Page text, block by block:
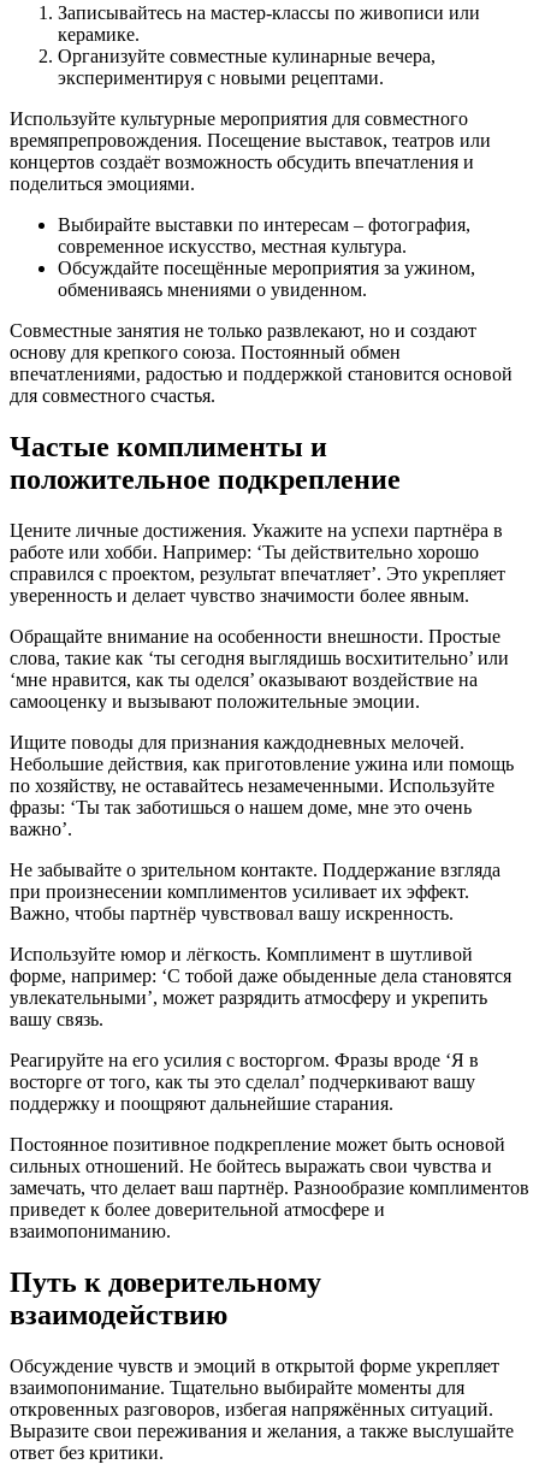
Записывайтесь на мастер-классы по живописи или
керамике.
Организуйте совместные кулинарные вечера,
экспериментируя с новыми рецептами.
Используйте культурные мероприятия для совместного
времяпрепровождения. Посещение выставок, театров или
концертов создаёт возможность обсудить впечатления и
поделиться эмоциями.
Выбирайте выставки по интересам – фотография,
современное искусство, местная культура.
Обсуждайте посещённые мероприятия за ужином,
обмениваясь мнениями о увиденном.
Совместные занятия не только развлекают, но и создают
основу для крепкого союза. Постоянный обмен
впечатлениями, радостью и поддержкой становится основой
для совместного счастья.
Частые комплименты и
положительное подкрепление
Цените личные достижения. Укажите на успехи партнёра в
работе или хобби. Например: ‘Ты действительно хорошо
справился с проектом, результат впечатляет’. Это укрепляет
уверенность и делает чувство значимости более явным.
Обращайте внимание на особенности внешности. Простые
слова, такие как ‘ты сегодня выглядишь восхитительно’ или
‘мне нравится, как ты оделся’ оказывают воздействие на
самооценку и вызывают положительные эмоции.
Ищите поводы для признания каждодневных мелочей.
Небольшие действия, как приготовление ужина или помощь
по хозяйству, не оставайтесь незамеченными. Используйте
фразы: ‘Ты так заботишься о нашем доме, мне это очень
важно’.
Не забывайте о зрительном контакте. Поддержание взгляда
при произнесении комплиментов усиливает их эффект.
Важно, чтобы партнёр чувствовал вашу искренность.
Используйте юмор и лёгкость. Комплимент в шутливой
форме, например: ‘С тобой даже обыденные дела становятся
увлекательными’, может разрядить атмосферу и укрепить
вашу связь.
Реагируйте на его усилия с восторгом. Фразы вроде ‘Я в
восторге от того, как ты это сделал’ подчеркивают вашу
поддержку и поощряют дальнейшие старания.
Постоянное позитивное подкрепление может быть основой
сильных отношений. Не бойтесь выражать свои чувства и
замечать, что делает ваш партнёр. Разнообразие комплиментов
приведет к более доверительной атмосфере и
взаимопониманию.
Путь к доверительному
взаимодействию
Обсуждение чувств и эмоций в открытой форме укрепляет
взаимопонимание. Тщательно выбирайте моменты для
откровенных разговоров, избегая напряжённых ситуаций.
Выразите свои переживания и желания, а также выслушайте
ответ без критики.